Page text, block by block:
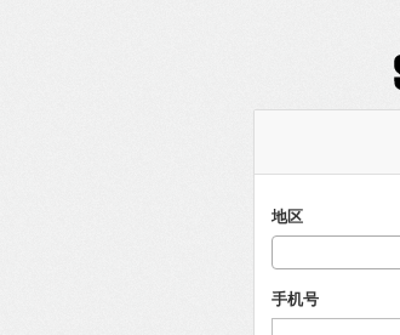
地区
手机号